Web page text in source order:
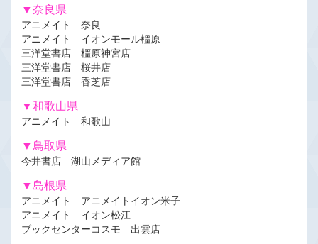
▼奈良県
アニメイト 奈良
アニメイト イオンモール橿原
三洋堂書店 橿原神宮店
三洋堂書店 桜井店
三洋堂書店 香芝店
▼和歌山県
アニメイト 和歌山
▼鳥取県
今井書店 湖山メディア館
▼島根県
アニメイト アニメイトイオン米子
アニメイト イオン松江
ブックセンターコスモ 出雲店